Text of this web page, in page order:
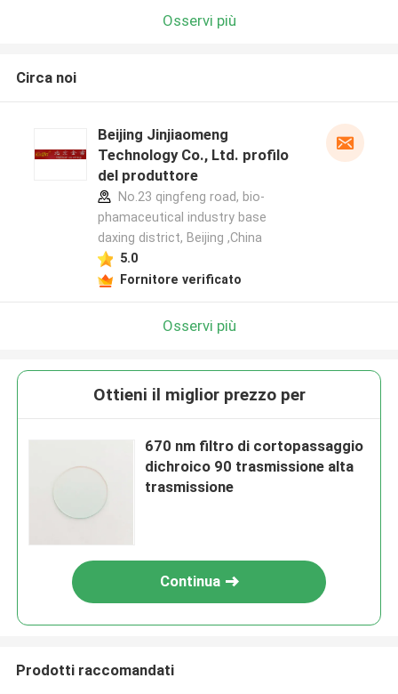
Osservi più
Circa noi
Beijing Jinjiaomeng
Technology Co., Ltd. profilo
del produttore
No.23 qingfeng road, bio-
phamaceutical industry base
daxing district, Beijing ,China
5.0
Fornitore verificato
Osservi più
Ottieni il miglior prezzo per
670 nm filtro di cortopassaggio
dichroico 90 trasmissione alta
trasmissione
Continua
Prodotti raccomandati